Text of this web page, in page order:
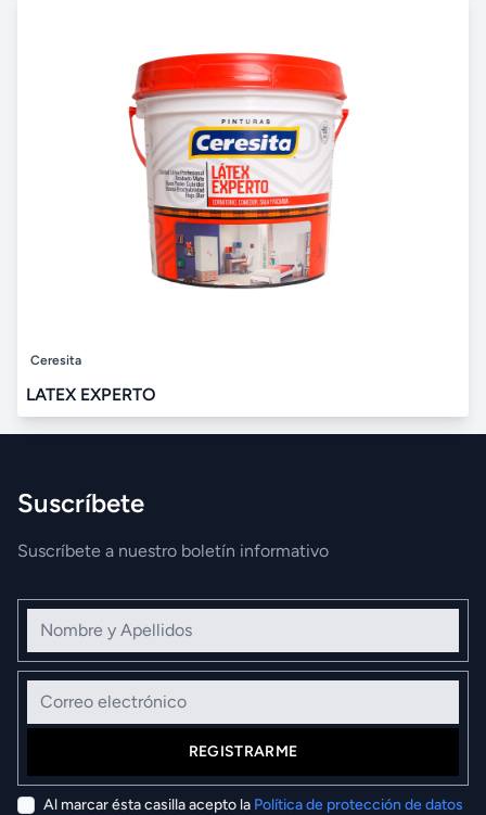
Ceresita
LATEX EXPERTO
Suscríbete
Suscríbete a nuestro boletín informativo
Nombre y Apellidos
Correo electrónico
REGISTRARME
Al marcar ésta casilla acepto la Política de protección de datos